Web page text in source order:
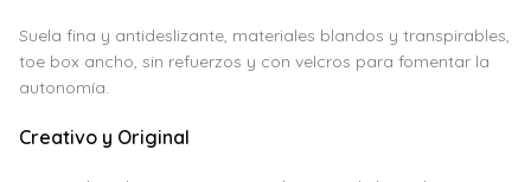
Suela fina y antideslizante, materiales blandos y transpirables,
toe box ancho, sin refuerzos y con velcros para fomentar la
autonomía.
Creativo y Original